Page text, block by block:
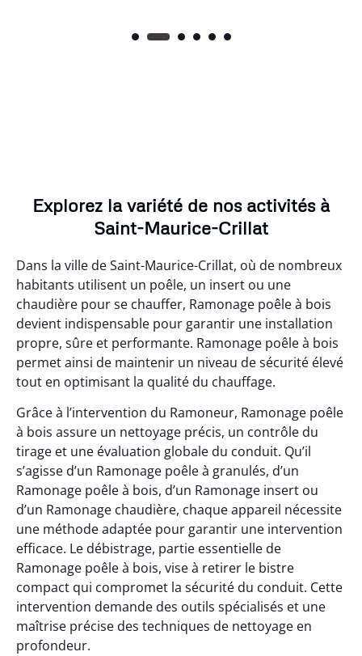
Explorez la variété de nos activités à
Saint-Maurice-Crillat
Dans la ville de Saint-Maurice-Crillat, où de nombreux
habitants utilisent un poêle, un insert ou une
chaudière pour se chauffer, Ramonage poêle à bois
devient indispensable pour garantir une installation
propre, sûre et performante. Ramonage poêle à bois
permet ainsi de maintenir un niveau de sécurité élevé
tout en optimisant la qualité du chauffage.
Grâce à l’intervention du Ramoneur, Ramonage poêle
à bois assure un nettoyage précis, un contrôle du
tirage et une évaluation globale du conduit. Qu’il
s’agisse d’un Ramonage poêle à granulés, d’un
Ramonage poêle à bois, d’un Ramonage insert ou
d’un Ramonage chaudière, chaque appareil nécessite
une méthode adaptée pour garantir une intervention
efficace. Le débistrage, partie essentielle de
Ramonage poêle à bois, vise à retirer le bistre
compact qui compromet la sécurité du conduit. Cette
intervention demande des outils spécialisés et une
maîtrise précise des techniques de nettoyage en
profondeur.